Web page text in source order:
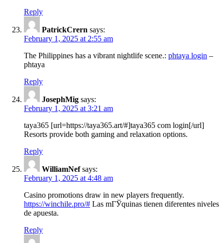
Reply
PatrickCrern says:
February 1, 2025 at 2:55 am
The Philippines has a vibrant nightlife scene.: phtaya login –
phtaya
Reply
JosephMig says:
February 1, 2025 at 3:21 am
taya365 [url=https://taya365.art/#]taya365 com login[/url]
Resorts provide both gaming and relaxation options.
Reply
WilliamNef says:
February 1, 2025 at 4:48 am
Casino promotions draw in new players frequently.
https://winchile.pro/# Las mГЎquinas tienen diferentes niveles
de apuesta.
Reply